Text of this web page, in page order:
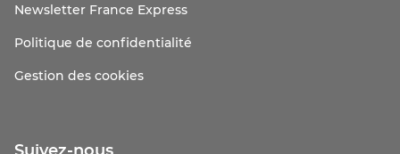
Newsletter France Express
Politique de confidentialité
Gestion des cookies